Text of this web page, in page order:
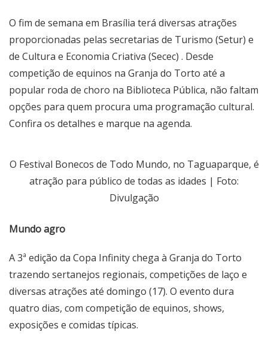
O fim de semana em Brasília terá diversas atrações
proporcionadas pelas secretarias de Turismo (Setur) e
de Cultura e Economia Criativa (Secec) . Desde
competição de equinos na Granja do Torto até a
popular roda de choro na Biblioteca Pública, não faltam
opções para quem procura uma programação cultural.
Confira os detalhes e marque na agenda.
O Festival Bonecos de Todo Mundo, no Taguaparque, é
atração para público de todas as idades | Foto:
Divulgação
Mundo agro
A 3ª edição da Copa Infinitychega à Granja do Torto
trazendo sertanejos regionais, competições de laço e
diversas atrações até domingo (17). O evento dura
quatro dias, com competição de equinos, shows,
exposições e comidas típicas.